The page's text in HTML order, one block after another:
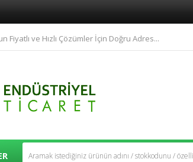
Fiyatlı ve Hızlı Çözümler İçin Doğru Adres...